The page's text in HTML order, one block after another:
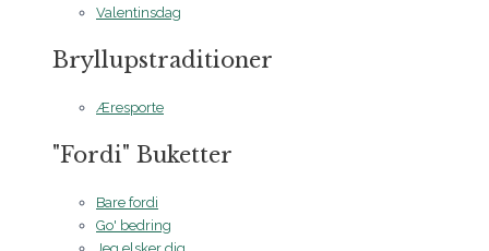
Valentinsdag
Bryllupstraditioner
Æresporte
"Fordi" Buketter
Bare fordi
Go' bedring